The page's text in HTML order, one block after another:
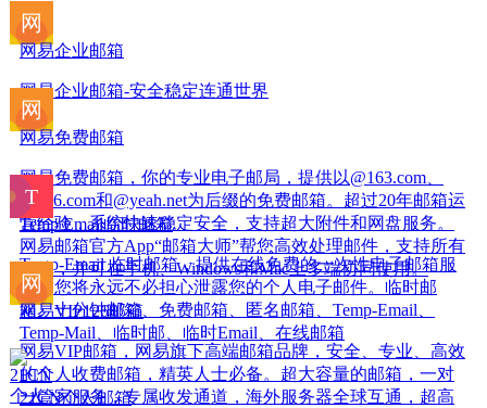
网易企业邮箱
网易企业邮箱-安全稳定连通世界
网易免费邮箱
网易免费邮箱，你的专业电子邮局，提供以@163.com、
@126.com和@yeah.net为后缀的免费邮箱。超过20年邮箱运
营经验，系统快速稳定安全，支持超大附件和网盘服务。
网易邮箱官方App“邮箱大师”帮您高效处理邮件，支持所有
邮箱，并可在手机、Windows和Mac上多端协同使用。
Temp Email临时邮箱
Temp-Email 临时邮箱，提供在线免费的一次性电子邮箱服
务，您将永远不必担心泄露您的个人电子邮件。临时邮
箱、十分钟邮箱、免费邮箱、匿名邮箱、Temp-Email、
Temp-Mail、临时邮、临时Email、在线邮箱
网易VIP126邮箱
网易VIP邮箱，网易旗下高端邮箱品牌，安全、专业、高效
的个人收费邮箱，精英人士必备。超大容量的邮箱，一对
一管家服务，专属收发通道，海外服务器全球互通，超高
21CN个人邮箱